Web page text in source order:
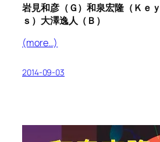
岩見和彦（Ｇ）和泉宏隆（Ｋｅ
ｓ）大澤逸人（Ｂ）
(more…)
2014-09-03